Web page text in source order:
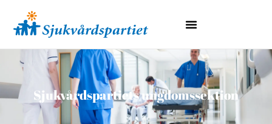
Sjukvårdspartiets ungdomssektion